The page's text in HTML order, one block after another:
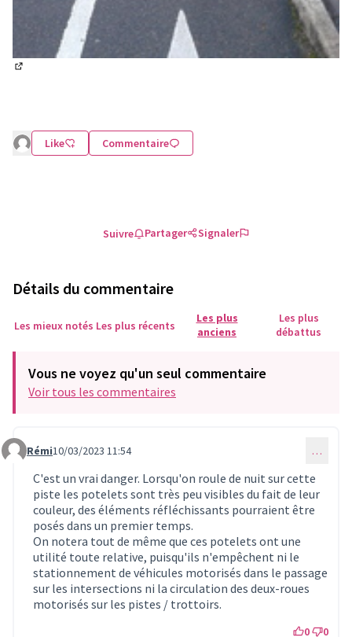
Like Commentaire
Suivre Partager Signaler
Détails du commentaire
Les mieux notés Les plus récents
Les plus
anciens
Les plus
débattus
Vous ne voyez qu'un seul commentaire
Voir tous les commentaires
Commentaire 191
Rémi10/03/2023 11:54 …
C'est un vrai danger. Lorsqu'on roule de nuit sur cette
piste les potelets sont très peu visibles du fait de leur
couleur, des éléments réfléchissants pourraient être
posés dans un premier temps.
On notera tout de même que ces potelets ont une
utilité toute relative, puisqu'ils n'empêchent ni le
stationnement de véhicules motorisés dans le passage
sur les intersections ni la circulation des deux-roues
motorisés sur les pistes / trottoirs.
0 0